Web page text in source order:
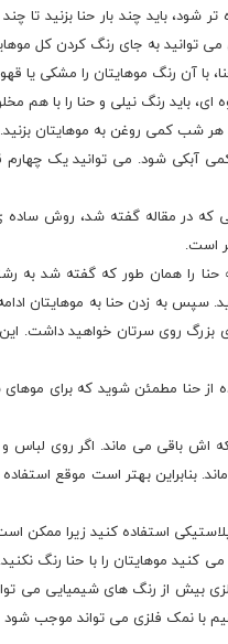
باید چند بار حنا بزنید تا
با آن رنگ موهایتان را مشکی یا
باید رنگ نیلی و حنا را با هم
هر شب کمی روغن به موهایتان
که در مقاله گفته شد، روش ساده
است.
را همان طور که گفته شد به
سپس به زدن حنا به موهایتان
ی بزرگ روی سرتان خواهید داشت.
از حنا مطمئن شوید که برای
اش باقی می ماند. اگر روی
بنابراین بهتر است موقع
استفاده کنید زیرا ممکن
بیش از رنگ های شیمیایی می
با نمک فلزی می تواند موجب